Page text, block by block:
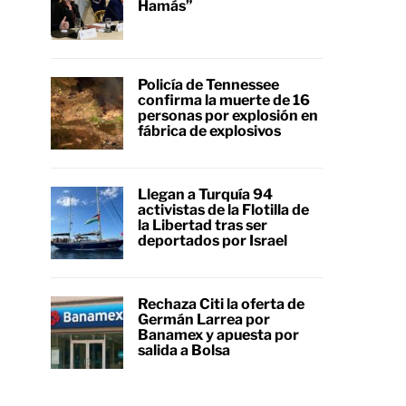
Hamás”
Policía de Tennessee
confirma la muerte de 16
personas por explosión en
fábrica de explosivos
Llegan a Turquía 94
activistas de la Flotilla de
la Libertad tras ser
deportados por Israel
Rechaza Citi la oferta de
Germán Larrea por
Banamex y apuesta por
salida a Bolsa